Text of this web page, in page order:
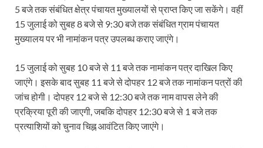
5 बजे तक संबंधित क्षेत्र पंचायत मुख्यालयों से प्राप्त किए जा सकेंगे। वहीं
15 जुलाई को सुबह 8 बजे से 9:30 बजे तक संबंधित ग्राम पंचायत
मुख्यालय पर भी नामांकन पत्र उपलब्ध कराए जाएंगे।
15 जुलाई को सुबह 10 बजे से 11 बजे तक नामांकन पत्र दाखिल किए
जाएंगे। इसके बाद सुबह 11 बजे से दोपहर 12 बजे तक नामांकन पत्रों की
जांच होगी। दोपहर 12 बजे से 12:30 बजे तक नाम वापस लेने की
प्रक्रिया पूरी की जाएगी, जबकि दोपहर 12:30 बजे से 1 बजे तक
प्रत्याशियों को चुनाव चिह्न आवंटित किए जाएंगे।